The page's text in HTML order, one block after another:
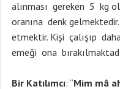
alınması gereken 5 kg
oranına denk
etmektir. Kişi çalışıp
emeği ona
Bir Katılımcı: “Mim mâ